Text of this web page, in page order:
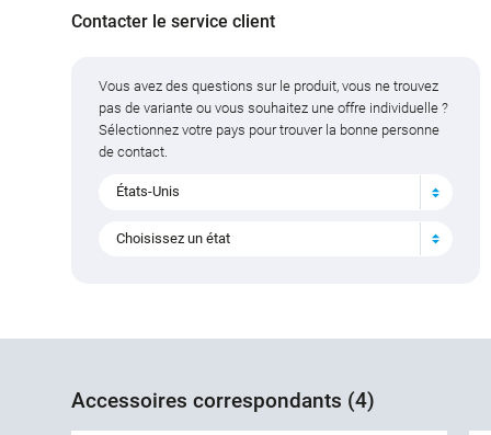
Contacter le service client
Vous avez des questions sur le produit, vous ne trouvez
pas de variante ou vous souhaitez une offre individuelle ?
Sélectionnez votre pays pour trouver la bonne personne
de contact.
États-Unis
Choisissez un état
Accessoires correspondants (4)